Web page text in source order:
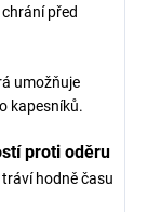
před
umožňuje
kapesníků.
proti oděru
hodně času